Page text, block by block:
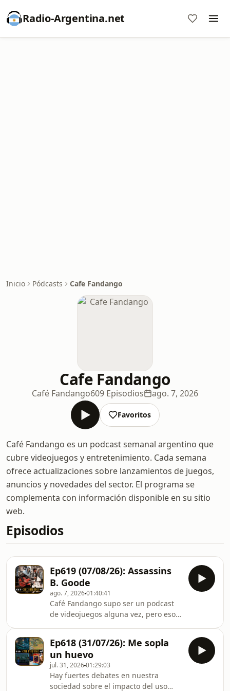
Radio-Argentina.net
Inicio Pódcasts Cafe Fandango
Cafe Fandango
Café Fandango609 Episodios ago. 7, 2026
Favoritos
Café Fandango es un podcast semanal argentino que
cubre videojuegos y entretenimiento. Cada semana
ofrece actualizaciones sobre lanzamientos de juegos,
anuncios y novedades del sector. El programa se
complementa con información disponible en su sitio
web.
Episodios
Ep619 (07/08/26): Assassins
B. Goode
ago. 7, 202601:40:41
Café Fandango supo ser un podcast
de videojuegos alguna vez, pero esos
episodio 619 del podcast tiene
importantes noticias que afectan a la
industria, y discusiones sobre su
impacto. Pero la realidad es que lo
Ep618 (31/07/26): Me sopla
un huevo
jul. 31, 202601:29:03
Hay fuertes debates en nuestra
sociedad sobre el impacto del uso